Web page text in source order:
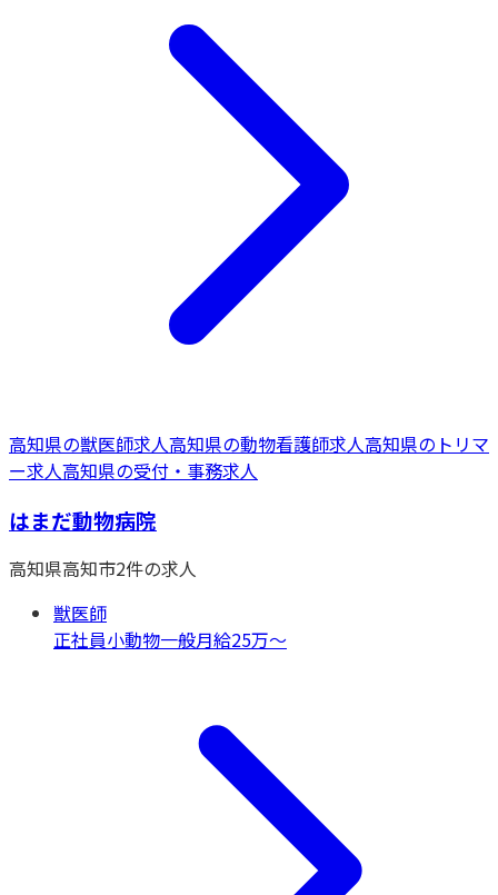
高知県の獣医師求人高知県の動物看護師求人高知県の トリマ
ー求人高知県の受付・事務求人
はまだ動物病院
高知県高知市2件の求人
獣医師
正社員小動物一般月給25万〜